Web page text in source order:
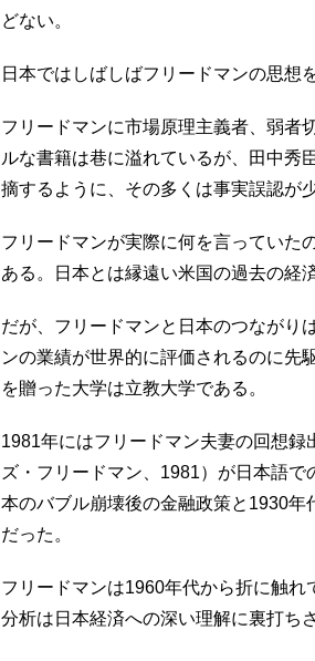
どない。
日本ではしばしばフリードマンの思想
フリードマンに市場原理主義者、弱者
ルな書籍は巷に溢れているが、田中秀
摘するように、その多くは事実誤認が
フリードマンが実際に何を言っていた
ある。日本とは縁遠い米国の過去の経
だが、フリードマンと日本のつながり
ンの業績が世界的に評価されるのに先
を贈った大学は立教大学である。
1981年にはフリードマン夫妻の回想
ズ・フリードマン、1981）が日本語
本のバブル崩壊後の金融政策と1930
だった。
フリードマンは1960年代から折に触
分析は日本経済への深い理解に裏打ち